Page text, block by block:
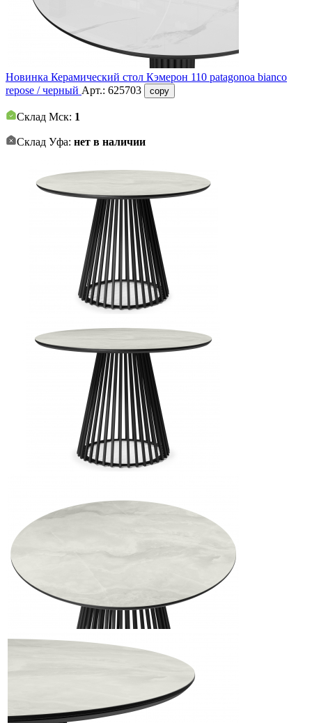
Новинка Керамический стол Кэмерон 110 patagonoa bianco
repose / черный Арт.: 625703 copy
Склад Мск: 1
Склад Уфа: нет в наличии